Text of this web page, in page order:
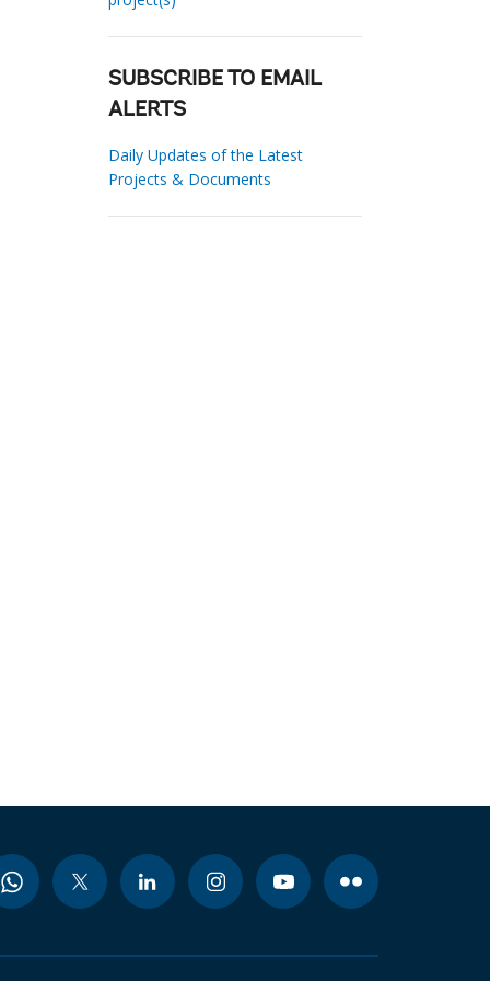
SUBSCRIBE TO EMAIL
ALERTS
Daily Updates of the Latest
Projects & Documents